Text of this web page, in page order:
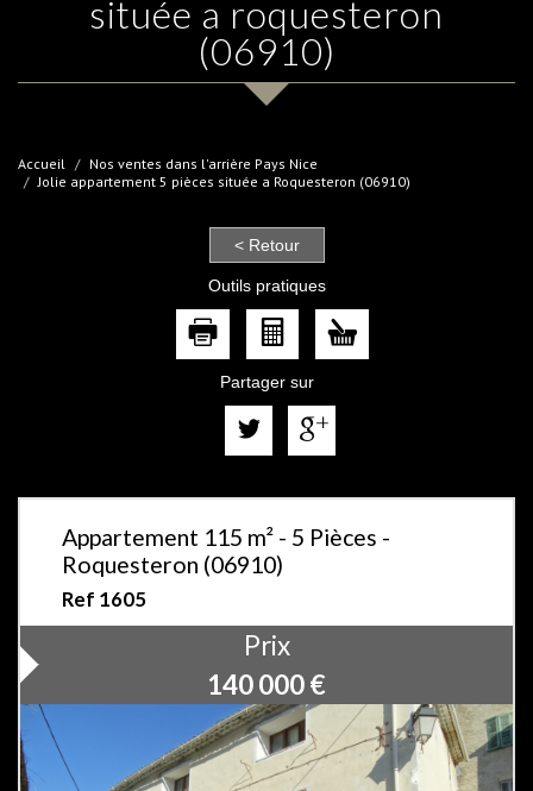
située a roquesteron
(06910)
Accueil
Nos ventes dans l'arrière Pays Nice
Jolie appartement 5 pièces située a Roquesteron (06910)
< Retour
Outils pratiques
Partager sur
Appartement 115 m² - 5 Pièces -
Roquesteron (06910)
Ref 1605
Prix
140 000€